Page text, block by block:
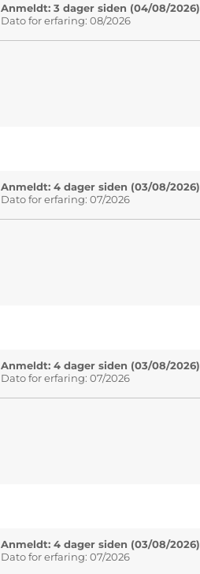
Anmeldt: 3 dager siden (04/08/2026)
Dato for erfaring: 08/2026
Anmeldt: 4 dager siden (03/08/2026)
Dato for erfaring: 07/2026
Anmeldt: 4 dager siden (03/08/2026)
Dato for erfaring: 07/2026
Anmeldt: 4 dager siden (03/08/2026)
Dato for erfaring: 07/2026